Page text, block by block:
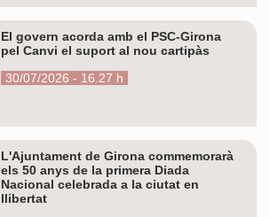
El govern acorda amb el PSC-Girona
pel Canvi el suport al nou cartipàs
30/07/2026 - 16.27 h
L'Ajuntament de Girona commemorarà
els 50 anys de la primera Diada
Nacional celebrada a la ciutat en
llibertat